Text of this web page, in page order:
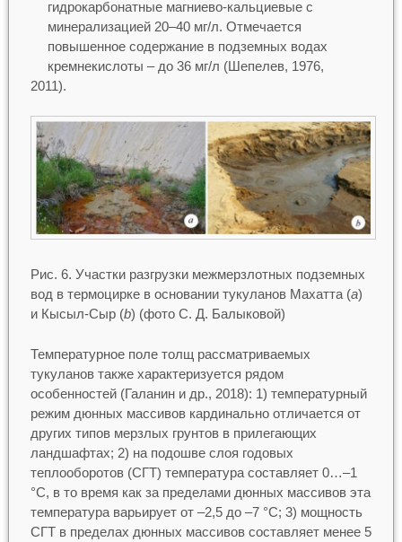
гидрокарбонатные магниево-кальциевые с
минерализацией 20–40 мг/л. Отмечается
повышенное содержание в подземных водах
кремнекислоты – до 36 мг/л (Шепелев, 1976,
2011).
Рис. 6. Участки разгрузки межмерзлотных подземных
вод в термоцирке в основании тукуланов Махатта (а)
и Кысыл-Сыр (b) (фото С. Д. Балыковой)
Температурное поле толщ рассматриваемых
тукуланов также характеризуется рядом
особенностей (Галанин и др., 2018): 1) температурный
режим дюнных массивов кардинально отличается от
других типов мерзлых грунтов в прилегающих
ландшафтах; 2) на подошве слоя годовых
теплооборотов (СГТ) температура составляет 0…–1
°C, в то время как за пределами дюнных массивов эта
температура варьирует от –2,5 до –7 °C; 3) мощность
СГТ в пределах дюнных массивов составляет менее 5